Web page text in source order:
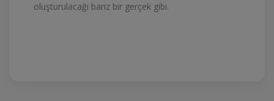
oluşturulacağı bariz bir gerçek gibi.